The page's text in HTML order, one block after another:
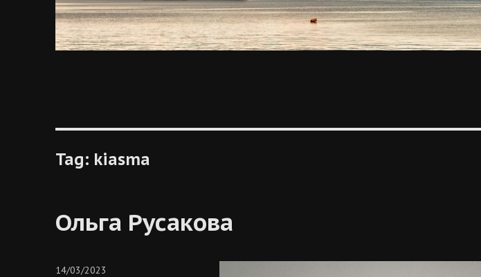
Tag: kiasma
Ольга Русакова
Posted
14/03/2023